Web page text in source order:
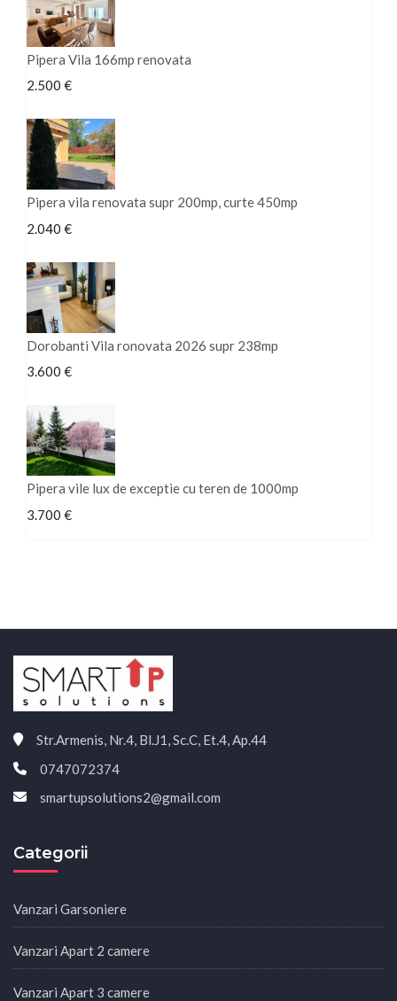
Pipera Vila 166mp renovata
2.500 €
Pipera vila renovata supr 200mp, curte 450mp
2.040 €
Dorobanti Vila ronovata 2026 supr 238mp
3.600 €
Pipera vile lux de exceptie cu teren de 1000mp
3.700 €
Str.Armenis, Nr.4, Bl.J1, Sc.C, Et.4, Ap.44
0747072374
smartupsolutions2@gmail.com
Categorii
Vanzari Garsoniere
Vanzari Apart 2 camere
Vanzari Apart 3 camere